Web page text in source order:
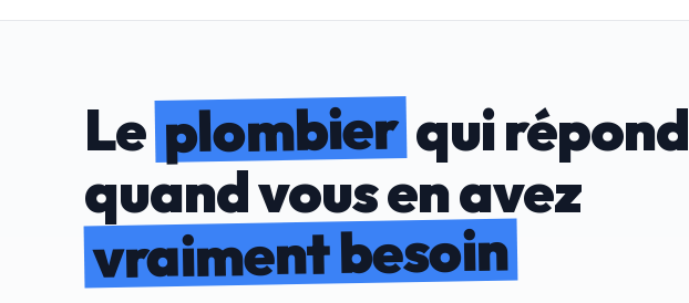
Leplombierqui répond
quand vous en avez
vraiment besoin